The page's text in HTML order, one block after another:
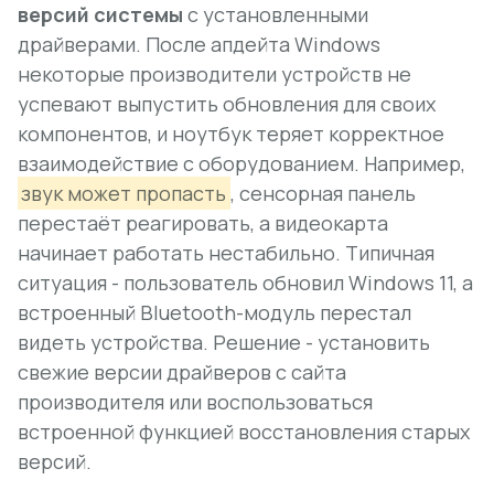
версий системы с установленными
драйверами. После апдейта Windows
некоторые производители устройств не
успевают выпустить обновления для своих
компонентов, и ноутбук теряет корректное
взаимодействие с оборудованием. Например,
звук может пропасть , сенсорная панель
перестаёт реагировать, а видеокарта
начинает работать нестабильно. Типичная
ситуация - пользователь обновил Windows 11, а
встроенный Bluetooth-модуль перестал
видеть устройства. Решение - установить
свежие версии драйверов с сайта
производителя или воспользоваться
встроенной функцией восстановления старых
версий.